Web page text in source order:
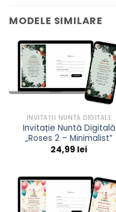
MODELE SIMILARE
INVITAȚII NUNTĂ DIGITALE
Invitație Nuntă Digitală
„Roses 2 – Minimalist”
24,99 lei